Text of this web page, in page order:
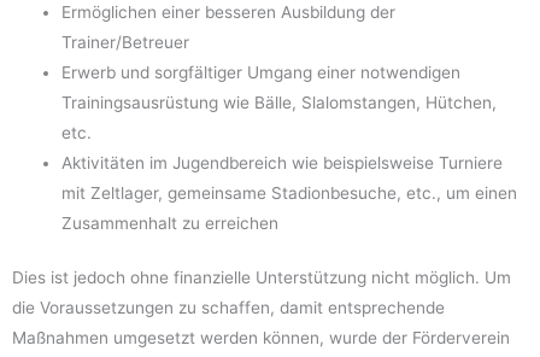
Ermöglichen einer besseren Ausbildung der
Trainer/Betreuer
Erwerb und sorgfältiger Umgang einer notwendigen
Trainingsausrüstung wie Bälle, Slalomstangen, Hütchen,
etc.
Aktivitäten im Jugendbereich wie beispielsweise Turniere
mit Zeltlager, gemeinsame Stadionbesuche, etc., um einen
Zusammenhalt zu erreichen
Dies ist jedoch ohne finanzielle Unterstützung nicht möglich. Um
die Voraussetzungen zu schaffen, damit entsprechende
Maßnahmen umgesetzt werden können, wurde der Förderverein